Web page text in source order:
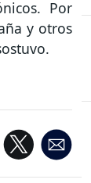
Por
y otros